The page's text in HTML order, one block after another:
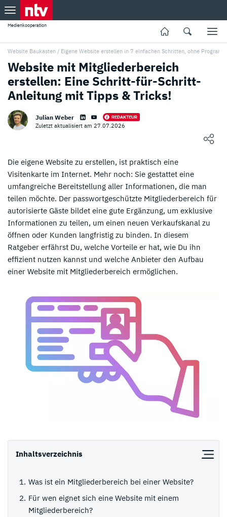
Medienkooperation
Website Baukasten / Eigene Website erstellen in 7 einfachen Schritten, ohne
Website mit Mitgliederbereich
erstellen: Eine Schritt-für-Schritt-
Anleitung mit Tipps & Tricks!
Julian Weber REDAKTEUR
Zuletzt aktualisiert am 27.07.2026
Die eigene Website zu erstellen, ist praktisch eine
Visitenkarte im Internet. Mehr noch: Sie gestattet eine
umfangreiche Bereitstellung aller Informationen, die man
teilen möchte. Der passwortgeschützte Mitgliederbereich für
autorisierte Gäste bildet eine gute Ergänzung, um exklusive
Informationen zu teilen, um einen neuen Verkaufskanal zu
öffnen oder Kunden langfristig zu binden. In diesem
Ratgeber erfährst Du, welche Vorteile er hat, wie Du ihn
effizient nutzen kannst und welche Anbieter den Aufbau
einer Website mit Mitgliederbereich ermöglichen.
Inhaltsverzeichnis
Was ist ein Mitgliederbereich bei einer Website?
Für wen eignet sich eine Website mit einem
Mitgliederbereich?